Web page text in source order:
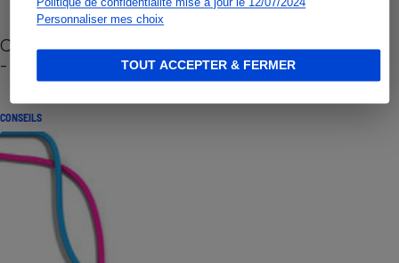
Personnaliser mes choix
TOUT ACCEPTER & FERMER
Cafetière à capsules zéro déchet CoffeeB (vidéo)
- Premières impressions
CONSEILS